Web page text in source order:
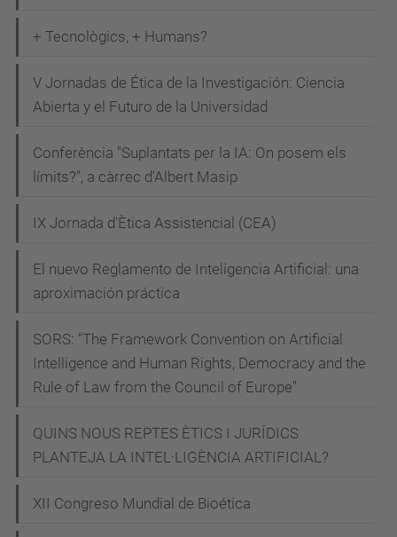
+ Tecnològics, + Humans?
V Jornadas de Ética de la Investigación: Ciencia
Abierta y el Futuro de la Universidad
Conferència "Suplantats per la IA: On posem els
límits?", a càrrec d'Albert Masip
IX Jornada d'Ètica Assistencial (CEA)
El nuevo Reglamento de Inteligencia Artificial: una
aproximación práctica
SORS: "The Framework Convention on Artificial
Intelligence and Human Rights, Democracy and the
Rule of Law from the Council of Europe"
QUINS NOUS REPTES ÈTICS I JURÍDICS
PLANTEJA LA INTEL·LIGÈNCIA ARTIFICIAL?
XII Congreso Mundial de Bioética